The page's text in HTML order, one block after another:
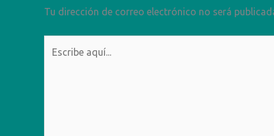
Tu dirección de correo electrónico no será